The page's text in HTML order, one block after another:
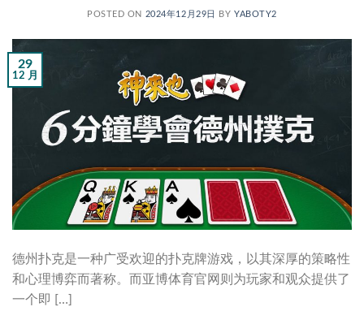
POSTED ON 2024年12月29日 BYYABOTY2
29
12 月
德州扑克是一种广受欢迎的扑克牌游戏，以其深厚的策略性
和心理博弈而著称。而亚博体育官网则为玩家和观众提供了
一个即 […]